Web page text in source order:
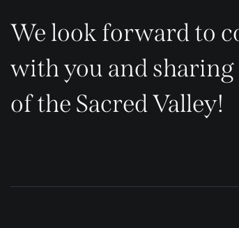
We look forward to
with you and
of the Sacred Valley!